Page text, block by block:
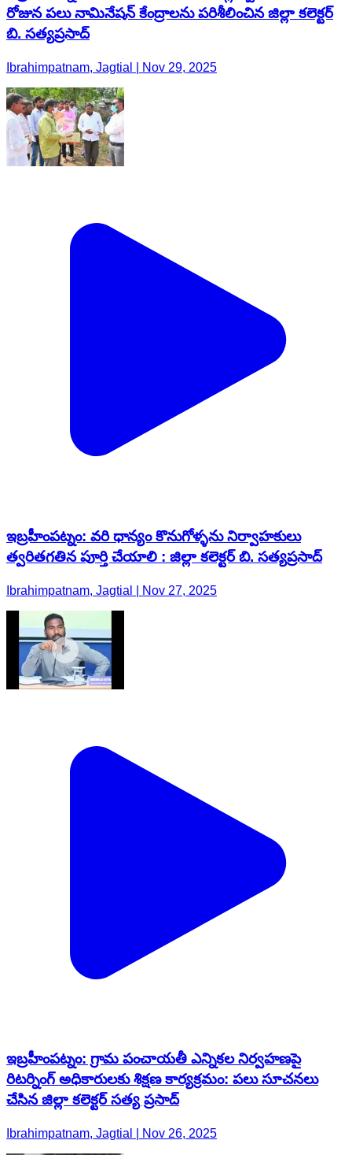
రోజున పలు నామినేషన్ కేంద్రాలను పరిశీలించిన జిల్లా కలెక్టర్
బి. సత్యప్రసాద్
Ibrahimpatnam, Jagtial | Nov 29, 2025
ఇబ్రహీంపట్నం: వరి ధాన్యం కొనుగోళ్ళను నిర్వాహకులు
త్వరితగతిన పూర్తి చేయాలి : జిల్లా కలెక్టర్ బి. సత్యప్రసాద్
Ibrahimpatnam, Jagtial | Nov 27, 2025
ఇబ్రహీంపట్నం: గ్రామ పంచాయతీ ఎన్నికల నిర్వహణపై
రిటర్నింగ్ అధికారులకు శిక్షణ కార్యక్రమం: పలు సూచనలు
చేసిన జిల్లా కలెక్టర్ సత్య ప్రసాద్
Ibrahimpatnam, Jagtial | Nov 26, 2025